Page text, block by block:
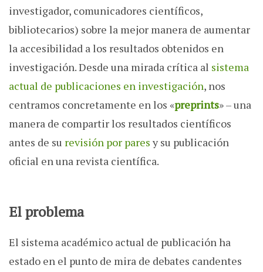
investigador, comunicadores científicos,
bibliotecarios) sobre la mejor manera de aumentar
la accesibilidad a los resultados obtenidos en
investigación. Desde una mirada crítica al sistema
actual de publicaciones en investigación, nos
centramos concretamente en los «preprints» – una
manera de compartir los resultados científicos
antes de su revisión por pares y su publicación
oficial en una revista científica.
El problema
El sistema académico actual de publicación ha
estado en el punto de mira de debates candentes